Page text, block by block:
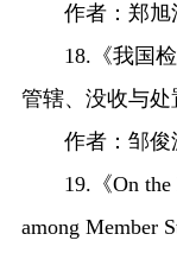
作者：郑旭江
18.《我国检
管辖、没收与处
作者：邹俊波
19.《On the
among Member